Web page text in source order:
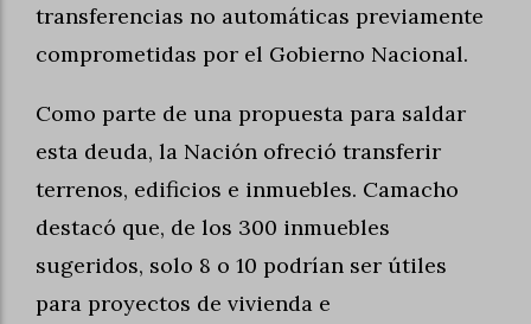
transferencias no automáticas previamente
comprometidas por el Gobierno Nacional.
Como parte de una propuesta para saldar
esta deuda, la Nación ofreció transferir
terrenos, edificios e inmuebles. Camacho
destacó que, de los 300 inmuebles
sugeridos, solo 8 o 10 podrían ser útiles
para proyectos de vivienda e